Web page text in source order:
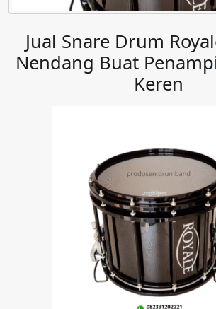
Jual Snare Drum
Nendang Buat
Keren